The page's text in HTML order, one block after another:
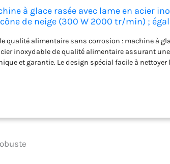
à glace rasée avec lame en acier
de neige (300 W 2000 tr/min) ;
qualité alimentaire sans corrosion : machine à
inoxydable de qualité alimentaire assurant
et garantie. Le design spécial facile à nettoyer
glace pilée.